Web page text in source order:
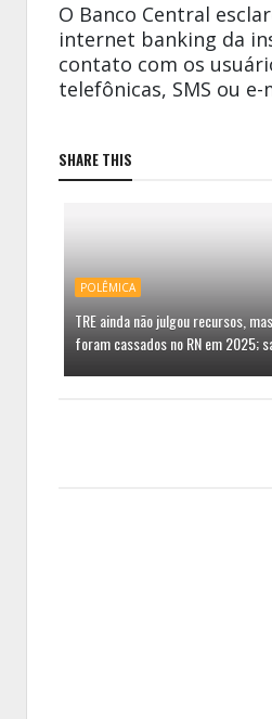
O Banco Central
internet banking da
contato com os
telefônicas, SMS ou
SHARE THIS
POLÊMICA
TRE ainda não julgou recursos,
foram cassados no RN em 2025;